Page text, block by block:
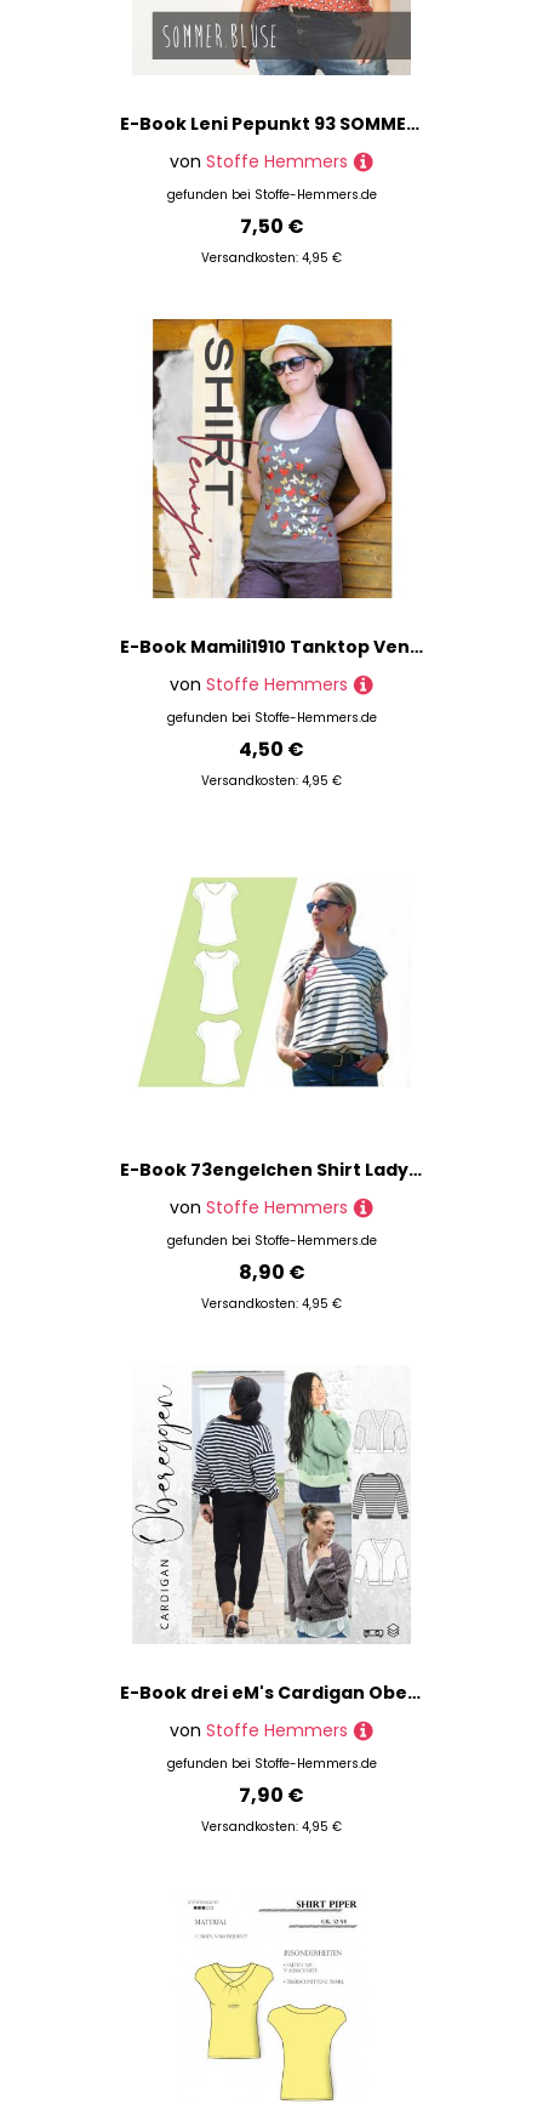
E-Book Leni Pepunkt 93 SOMMER.bluse
von Stoffe Hemmers
gefunden bei Stoffe-Hemmers.de
7,50 €
Versandkosten: 4,95 €
E-Book Mamili1910 Tanktop Vennja Damen
von Stoffe Hemmers
gefunden bei Stoffe-Hemmers.de
4,50 €
Versandkosten: 4,95 €
E-Book 73engelchen Shirt Lady Summer
von Stoffe Hemmers
gefunden bei Stoffe-Hemmers.de
8,90 €
Versandkosten: 4,95 €
E-Book drei eM's Cardigan Obereggen
von Stoffe Hemmers
gefunden bei Stoffe-Hemmers.de
7,90 €
Versandkosten: 4,95 €